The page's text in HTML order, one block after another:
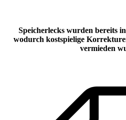
Speicherlecks wurden bereits
wodurch kostspielige
vermieden